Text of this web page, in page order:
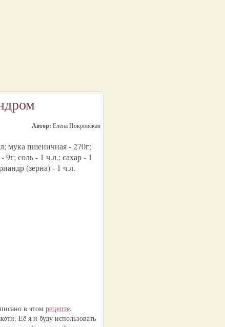
Автор: Елена Покровская
мука пшеничная - 270г;
соль - 1 ч.л.; сахар - 1
(зерна) - 1 ч.л.
в этом рецепте.
Её я и буду использовать